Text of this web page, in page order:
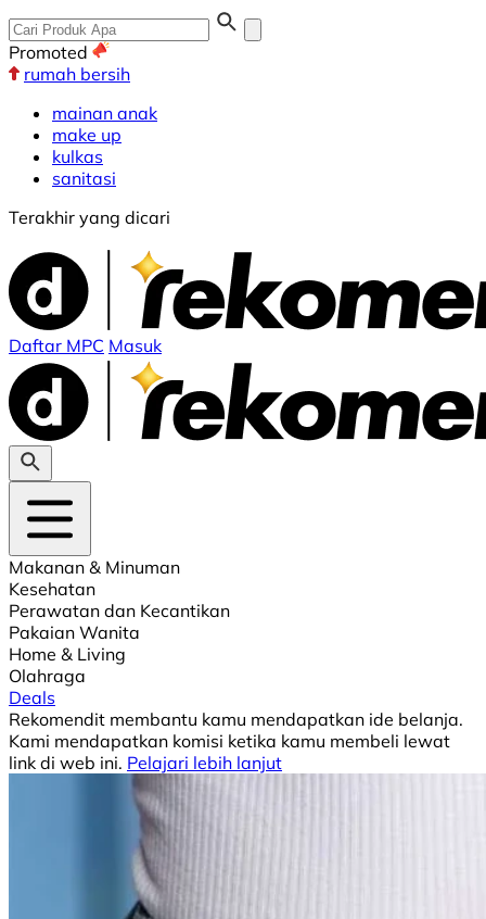
Promoted
rumah bersih
mainan anak
make up
kulkas
sanitasi
Terakhir yang dicari
Daftar MPC Masuk
Makanan & Minuman
Kesehatan
Perawatan dan Kecantikan
Pakaian Wanita
Home & Living
Olahraga
Deals
Rekomendit membantu kamu mendapatkan ide belanja.
Kami mendapatkan komisi ketika kamu membeli lewat
link di web ini. Pelajari lebih lanjut